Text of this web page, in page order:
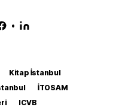
•
Kitap İstanbul
İTOSAM
ICVB